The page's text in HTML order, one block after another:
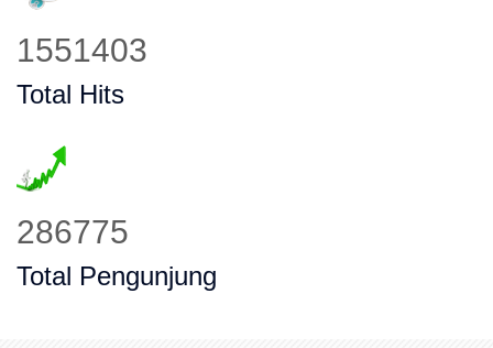
1978770
Total Hits
365773
Total Pengunjung